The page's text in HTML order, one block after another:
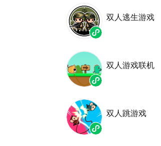
双人逃生游戏
双人游戏联机
双人跳游戏